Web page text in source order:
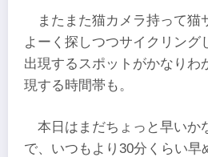
またまた猫カメラ持って猫
よーく探しつつサイクリング
出現するスポットがかなりわ
現する時間帯も。
本日はまだちょっと早い
で、いつもより30分くらい早